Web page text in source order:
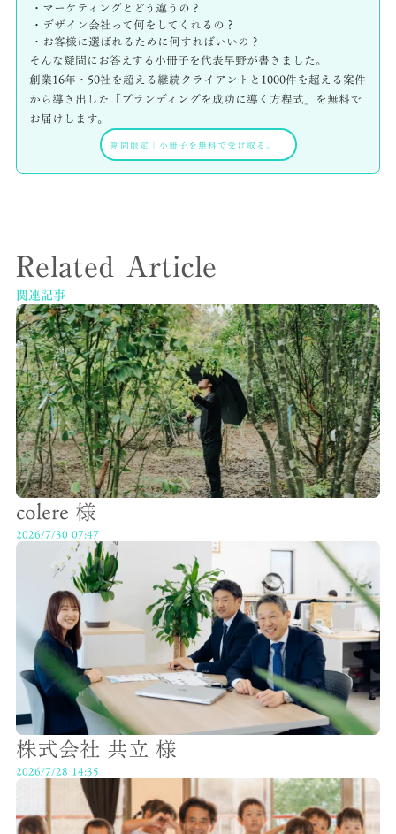
・マーケティングとどう違うの？
・デザイン会社って何をしてくれるの？
・お客様に選ばれるために何すればいいの？
そんな疑問にお答えする小冊子を代表早野が書きました。
創業16年・50社を超える継続クライアントと1000件を超える案件
から導き出した「ブランディングを成功に導く方程式」を無料で
お届けします。
期間限定 ｜ 小冊子を無料で受け取る。
Related Article
関連記事
colere 様
2026/7/30 07:47
株式会社 共立 様
2026/7/28 14:35